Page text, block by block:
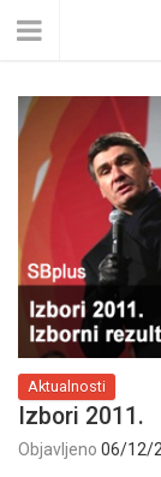
Aktualnosti
Izbori 2011.
Objavljeno 06/12/